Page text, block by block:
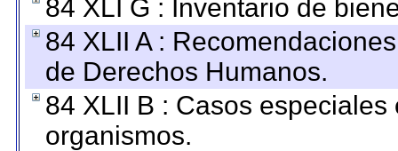
84 XLI G : Inventario de
84 XLII A :
de Derechos Humanos.
84 XLII B : Casos
organismos.